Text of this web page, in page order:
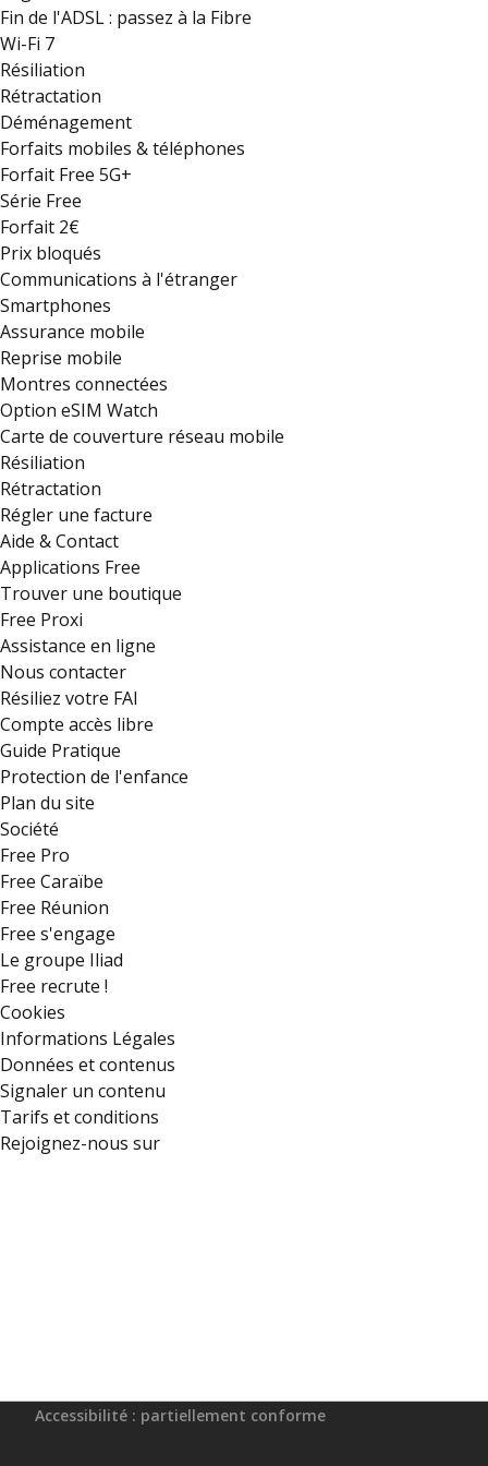
Fin de l'ADSL : passez à la Fibre
Wi-Fi 7
Résiliation
Rétractation
Déménagement
Forfaits mobiles & téléphones
Forfait Free 5G+
Série Free
Forfait 2€
Prix bloqués
Communications à l'étranger
Smartphones
Assurance mobile
Reprise mobile
Montres connectées
Option eSIM Watch
Carte de couverture réseau mobile
Résiliation
Rétractation
Régler une facture
Aide & Contact
Applications Free
Trouver une boutique
Free Proxi
Assistance en ligne
Nous contacter
Résiliez votre FAI
Compte accès libre
Guide Pratique
Protection de l'enfance
Plan du site
Société
Free Pro
Free Caraïbe
Free Réunion
Free s'engage
Le groupe Iliad
Free recrute !
Cookies
Informations Légales
Données et contenus
Signaler un contenu
Tarifs et conditions
Rejoignez-nous sur
Accessibilité : partiellement conforme